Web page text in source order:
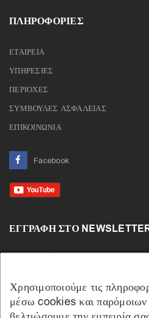
ΠΛΗΡΟΦΟΡΙΕΣ
ΕΤΑΙΡΕΙΑ
ΥΠΗΡΕΣΙΕΣ
ΠΕΡΙΟΧΕΣ
ΣΥΜΒΟΥΛΕΣ ΑΣΦΑΛΕΙΑΣ
ΕΠΙΚΟΙΝΩΝΙΑ
Facebook
ΕΓΓΡΑΦΉ ΣΤΟ
Χρησιμοποιούμε τις
μέσω cookies και παρόμοιων